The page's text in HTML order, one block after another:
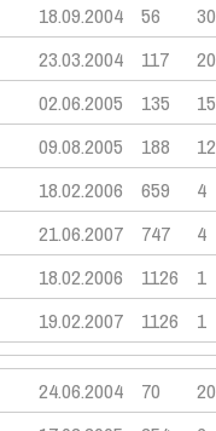
18.09.2004 56
30
23.03.2004 117
20
02.06.2005 135
15
09.08.2005 188
12
18.02.2006 659
4
21.06.2007 747
4
18.02.2006 1126
1
19.02.2007 1126 1
24.06.2004 70
20